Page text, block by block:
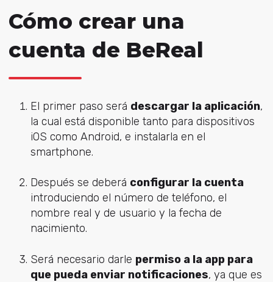
Cómo crear una
cuenta de BeReal
El primer paso será descargar la aplicación,
la cual está disponible tanto para dispositivos
iOS como Android, e instalarla en el
smartphone.
Después se deberá configurar la cuenta
introduciendo el número de teléfono, el
nombre real y de usuario y la fecha de
nacimiento.
Será necesario darle permiso a la app para
que pueda enviar notificaciones, ya que es